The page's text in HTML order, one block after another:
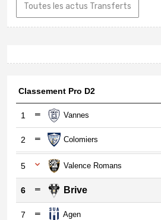
Toutes les actus Transferts
Classement Pro D2
1 Vannes
2 Colomiers
5 Valence Romans
6 Brive
7 Agen